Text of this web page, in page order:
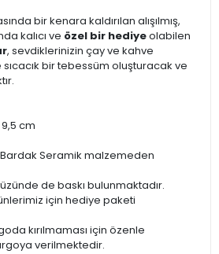
bir kenara kaldırılan alışılmış,
kalıcı ve özel bir hediyeolabilen
, sevdiklerinizin çay ve kahve
bir tebessüm oluşturacak ve
cm
Seramik malzemeden
de baskı bulunmaktadır.
için hediye paketi
kırılmaması için özenle
verilmektedir.